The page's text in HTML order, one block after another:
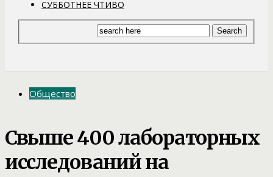
СУББОТНЕЕ ЧТИВО
Общество
Свыше 400 лабораторных
исследований на